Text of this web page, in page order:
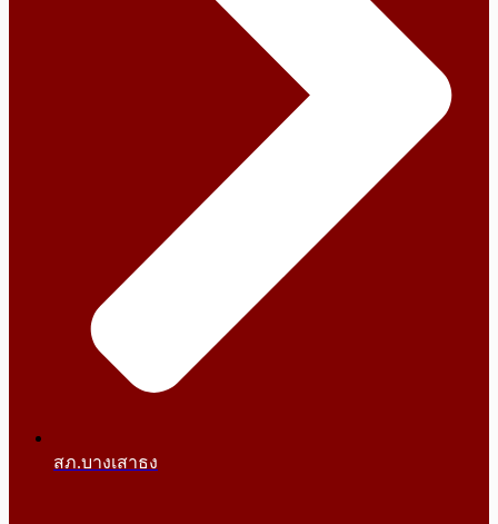
สภ.บางเสาธง